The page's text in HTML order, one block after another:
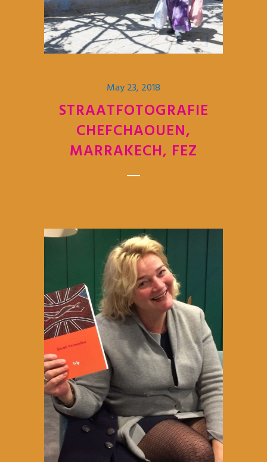
May 23, 2018
STRAATFOTOGRAFIE
CHEFCHAOUEN,
MARRAKECH, FEZ